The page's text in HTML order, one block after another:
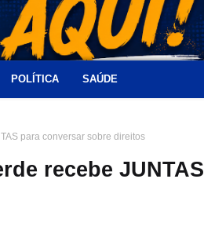
POLÍTICA SAÚDE
para conversar sobre direitos
recebe JUNTAS